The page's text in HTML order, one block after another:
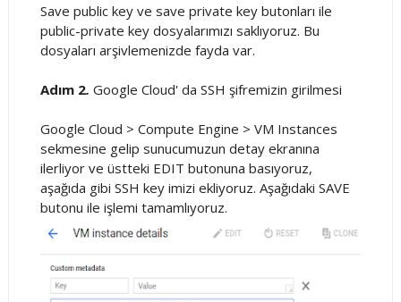
Save public key ve save private key butonları ile
public-private key dosyalarımızı saklıyoruz. Bu
dosyaları arşivlemenizde fayda var.
Adım 2. Google Cloud' da SSH şifremizin girilmesi
Google Cloud > Compute Engine > VM Instances
sekmesine gelip sunucumuzun detay ekranına
ilerliyor ve üstteki EDIT butonuna basıyoruz,
aşağıda gibi SSH key imizi ekliyoruz. Aşağıdaki SAVE
butonu ile işlemi tamamlıyoruz.